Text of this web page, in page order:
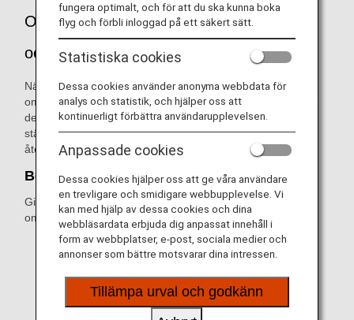
Ofrivilliga återbetalningar på grund av
oegentligheter utanför ANA:s kontroll
När en flygning ställs in på grund av vädret försöker vi
omboka passagerare och hjälpa till med logi. Men ibland är
det nödvändigt att utfärda en återbetalning. Om ditt flyg
ställdes in på grund av vädret och du vill ansöka om
återbetalning följer du dessa procedurer.
Bekräfta att biljetten är giltig
Giltiga biljetter och diverse elektroniska dokument (EMD)
omfattar:
ANA internationella biljetter (biljetter vars tre första
siffror består av 205) med bekräftad bokning på
försenade eller inställda flyg.
Ett annat flygbolags internationella biljett med en
fungera optimalt, och för att du ska kunna boka
flyg och förbli inloggad på ett säkert sätt.
Statistiska cookies
Dessa cookies använder anonyma webbdata för
analys och statistik, och hjälper oss att
kontinuerligt förbättra användarupplevelsen.
Anpassade cookies
Dessa cookies hjälper oss att ge våra användare
en trevligare och smidigare webbupplevelse. Vi
kan med hjälp av dessa cookies och dina
webbläsardata erbjuda dig anpassat innehåll i
form av webbplatser, e-post, sociala medier och
annonser som bättre motsvarar dina intressen.
Tillämpa urval och godkänn